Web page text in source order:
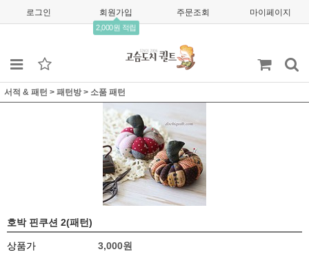
로그인 회원가입
2,000원 적립
주문조회 마이페이지
서적 & 패턴 > 패턴방> 소품 패턴
호박 핀쿠션 2(패턴)
상품가 3,000원